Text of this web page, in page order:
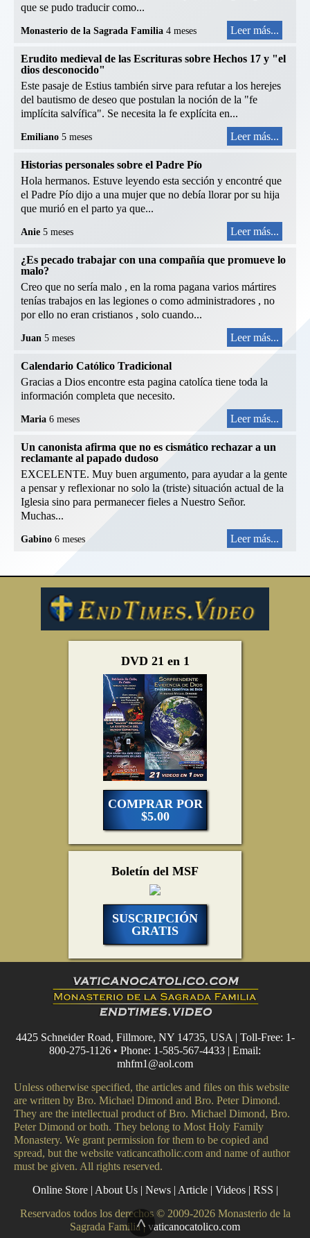
que se pudo traducir como...
Monasterio de la Sagrada Familia 4 meses Leer más...
Erudito medieval de las Escrituras sobre Hechos 17 y "el
dios desconocido"
Este pasaje de Estius también sirve para refutar a los herejes
del bautismo de deseo que postulan la noción de la "fe
implícita salvífica". Se necesita la fe explícita en...
Emiliano 5 meses Leer más...
Historias personales sobre el Padre Pío
Hola hermanos. Estuve leyendo esta sección y encontré que
el Padre Pío dijo a una mujer que no debía llorar por su hija
que murió en el parto ya que...
Anie 5 meses Leer más...
¿Es pecado trabajar con una compañía que promueve lo
malo?
Creo que no sería malo , en la roma pagana varios mártires
tenías trabajos en las legiones o como administradores , no
por ello no eran cristianos , solo cuando...
Juan 5 meses Leer más...
Calendario Católico Tradicional
Gracias a Dios encontre esta pagina catolíca tiene toda la
información completa que necesito.
Maria 6 meses Leer más...
Un canonista afirma que no es cismático rechazar a un
reclamante al papado dudoso
EXCELENTE. Muy buen argumento, para ayudar a la gente
a pensar y reflexionar no solo la (triste) situación actual de la
Iglesia sino para permanecer fieles a Nuestro Señor.
Muchas...
Gabino 6 meses Leer más...
^
DVD 21 en 1
COMPRAR POR
$5.00
Boletín del MSF
SUSCRIPCIÓN
GRATIS
4425 Schneider Road, Fillmore, NY 14735, USA | Toll-Free: 1-
800-275-1126 • Phone: 1-585-567-4433 | Email:
mhfm1@aol.com
Unless otherwise specified, the articles and files on this website
are written by Bro. Michael Dimond and Bro. Peter Dimond.
They are the intellectual product of Bro. Michael Dimond, Bro.
Peter Dimond or both. They belong to Most Holy Family
Monastery. We grant permission for them to be copied and
spread, but the website vaticancatholic.com and name of author
must be given. All rights reserved.
Online Store| About Us| News| Article| Videos| RSS |
Reservados todos los derechos © 2009-2026 Monasterio de la
Sagrada Familia | vaticanocatolico.com